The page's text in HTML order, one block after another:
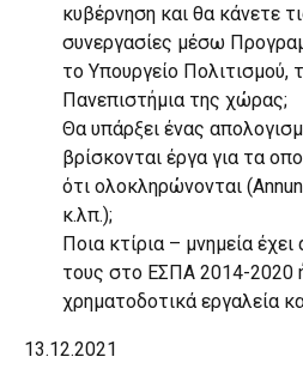
κυβέρνηση και θα κάνετε
συνεργασίες μέσω
το Υπουργείο Πολιτισμού,
Πανεπιστήμια της χώρας;
Θα υπάρξει ένας
βρίσκονται έργα για τα
ότι ολοκληρώνονται
κ.λπ.);
Ποια κτίρια – μνημεία
τους στο ΕΣΠΑ 2014-2020
χρηματοδοτικά εργαλεία
13.12.2021